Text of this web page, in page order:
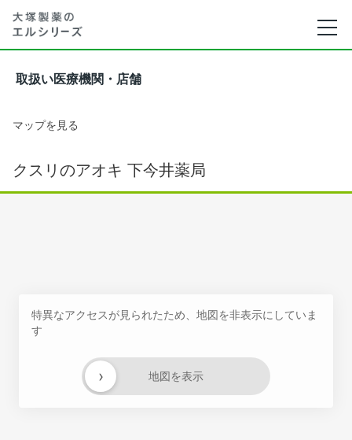
取扱い医療機関・店舗
マップを見る
クスリのアオキ 下今井薬局
特異なアクセスが見られたため、地図を非表示にしていま
す
地図を表示
›